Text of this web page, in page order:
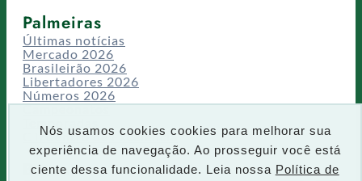
Nós usamos cookies cookies para melhorar sua
experiência de navegação. Ao prosseguir você está
ciente dessa funcionalidade. Leia nossa Política de
Palmeiras
Últimas notícias
Mercado 2026
Brasileirão 2026
Libertadores 2026
Números 2026
Campeonatos
CT/Centro de Excelência
Busca